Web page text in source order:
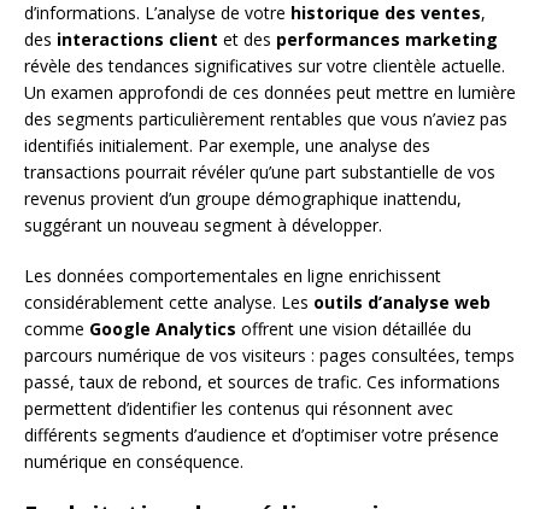
d’informations. L’analyse de votre historique des ventes,
des interactions client et des performances marketing
révèle des tendances significatives sur votre clientèle actuelle.
Un examen approfondi de ces données peut mettre en lumière
des segments particulièrement rentables que vous n’aviez pas
identifiés initialement. Par exemple, une analyse des
transactions pourrait révéler qu’une part substantielle de vos
revenus provient d’un groupe démographique inattendu,
suggérant un nouveau segment à développer.
Les données comportementales en ligne enrichissent
considérablement cette analyse. Les outils d’analyse web
comme Google Analytics offrent une vision détaillée du
parcours numérique de vos visiteurs : pages consultées, temps
passé, taux de rebond, et sources de trafic. Ces informations
permettent d’identifier les contenus qui résonnent avec
différents segments d’audience et d’optimiser votre présence
numérique en conséquence.